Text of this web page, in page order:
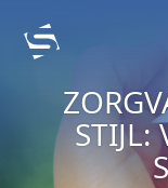
STIJL: